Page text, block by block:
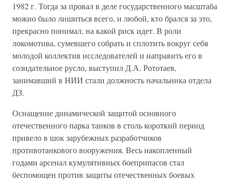
1982 г. Тогда за провал в деле государственного масштаба
можно было лишиться всего, и любой, кто брался за это,
прекрасно понимал, на какой риск идет. В роли
локомотива, сумевшего собрать и сплотить вокруг себя
молодой коллектив исследователей и направить его в
созидательное русло, выступил Д.А. Рототаев,
занимавший в НИИ стали должность начальника отдела
ДЗ.
Оснащение динамической защитой основного
отечественного парка танков в столь короткий период
привело в шок зарубежных разработчиков
противотанкового вооружения. Весь накопленный
годами арсенал кумулятивных боеприпасов стал
беспомощен против защиты отечественных боевых